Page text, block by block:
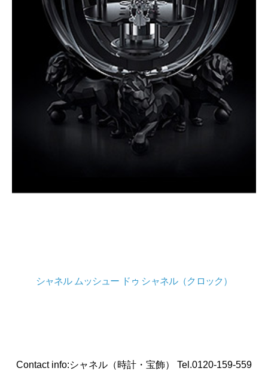
シャネル ムッシュー ドゥ シャネル（クロック）
Contact info:シャネル（時計・宝飾） Tel.0120-159-559